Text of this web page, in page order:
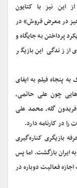
این نیز با کتایون
چیز در معرض فروش» در
پرداختن به جایگاه و
زندگی این بازیگر
از سال ۱۳۴۲ تا ۱۳۵۳ در نزدیک به پنجاه فیلم به ایفای
چون علی حاتمی،
گله، محمد علی
در کارنامه دارد.
۵۷ از فعالیت در حرفه بازیگری کناره‌گیری
ایران بازگشت. اما پس
۶۳ سالگی توانست اجازه فعالیت دوباره در